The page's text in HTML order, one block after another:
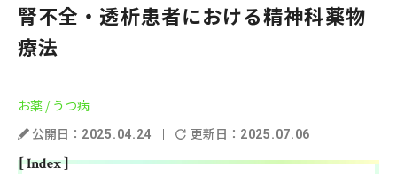
腎不全・透析患者における精神科薬物
療法
お薬 / うつ病
公開日： 2025.04.24 更新日： 2025.07.06
[ Index ]